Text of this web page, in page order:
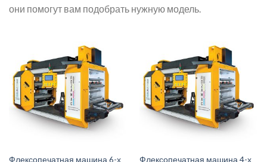
они помогут вам подобрать нужную модель.
Флексопечатная машина 6-х
Флексопечатная машина 4-х